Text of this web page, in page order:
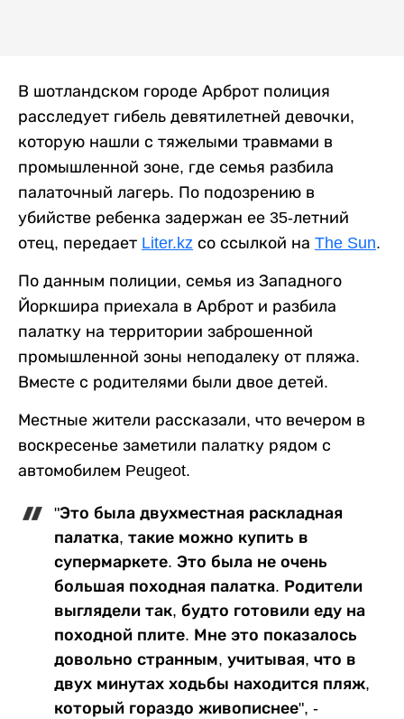
В шотландском городе Арброт полиция
расследует гибель девятилетней девочки,
которую нашли с тяжелыми травмами в
промышленной зоне, где семья разбила
палаточный лагерь. По подозрению в
убийстве ребенка задержан ее 35-летний
отец, передает Liter.kz со ссылкой на The Sun.
По данным полиции, семья из Западного
Йоркшира приехала в Арброт и разбила
палатку на территории заброшенной
промышленной зоны неподалеку от пляжа.
Вместе с родителями были двое детей.
Местные жители рассказали, что вечером в
воскресенье заметили палатку рядом с
автомобилем Peugeot.
"Это была двухместная раскладная
палатка, такие можно купить в
супермаркете. Это была не очень
большая походная палатка. Родители
выглядели так, будто готовили еду на
походной плите. Мне это показалось
довольно странным, учитывая, что в
двух минутах ходьбы находится пляж,
который гораздо живописнее", -